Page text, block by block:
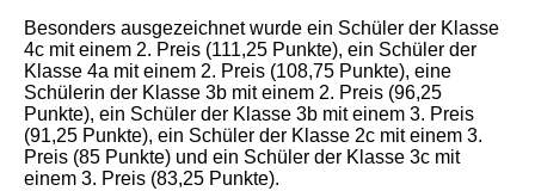
Besonders ausgezeichnet wurde ein Schüler der Klasse
4c mit einem 2. Preis (111,25 Punkte), ein Schüler der
Klasse 4a mit einem 2. Preis (108,75 Punkte), eine
Schülerin der Klasse 3b mit einem 2. Preis (96,25
Punkte), ein Schüler der Klasse 3b mit einem 3. Preis
(91,25 Punkte), ein Schüler der Klasse 2c mit einem 3.
Preis (85 Punkte) und ein Schüler der Klasse 3c mit
einem 3. Preis (83,25 Punkte).